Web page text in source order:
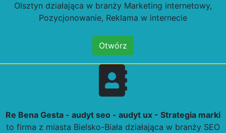
Olsztyn działająca w branży Marketing internetowy,
Pozycjonowanie, Reklama w internecie
Otwórz
Re Bena Gesta - audyt seo - audyt ux - Strategia marki
to firma z miasta Bielsko-Biała działająca w branży SEO